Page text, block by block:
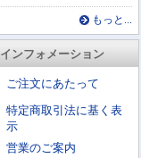
もっと...
インフォメーション
ご注文にあたって
特定商取引法に基く表
示
営業のご案内